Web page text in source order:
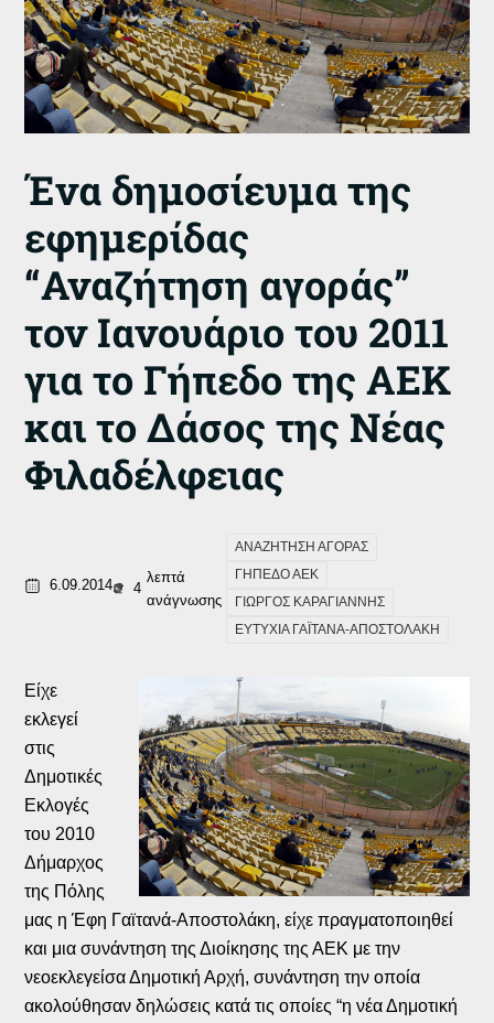
Ένα δημοσίευμα της
εφημερίδας
“Αναζήτηση αγοράς”
τον Ιανουάριο του 2011
για το Γήπεδο της ΑΕΚ
και το Δάσος της Νέας
Φιλαδέλφειας
6.09.2014 4
λεπτά
ανάγνωσης
ΑΝΑΖΗΤΗΣΗ ΑΓΟΡΑΣ
ΓΗΠΕΔΟ ΑΕΚ
ΓΙΩΡΓΟΣ ΚΑΡΑΓΙΑΝΝΗΣ
ΕΥΤΥΧΙΑ ΓΑΪΤΑΝΑ-ΑΠΟΣΤΟΛΑΚΗ
Είχε
εκλεγεί
στις
Δημοτικές
Εκλογές
του 2010
Δήμαρχος
της Πόλης
μας η Έφη Γαϊτανά-Αποστολάκη, είχε πραγματοποιηθεί
και μια συνάντηση της Διοίκησης της ΑΕΚ με την
νεοεκλεγείσα Δημοτική Αρχή, συνάντηση την οποία
ακολούθησαν δηλώσεις κατά τις οποίες “η νέα Δημοτική